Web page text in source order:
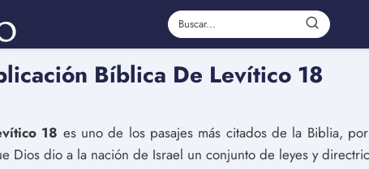
Bíblica De Levítico 18
18 es uno de los pasajes más citados de la Biblia,
Dios dio a la nación de Israel un conjunto de leyes y